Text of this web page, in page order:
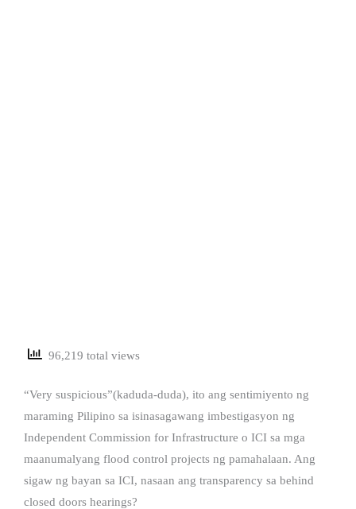
96,219 total views
“Very suspicious”(kaduda-duda), ito ang sentimiyento ng
maraming Pilipino sa isinasagawang imbestigasyon ng
Independent Commission for Infrastructure o ICI sa mga
maanumalyang flood control projects ng pamahalaan. Ang
sigaw ng bayan sa ICI, nasaan ang transparency sa behind
closed doors hearings?